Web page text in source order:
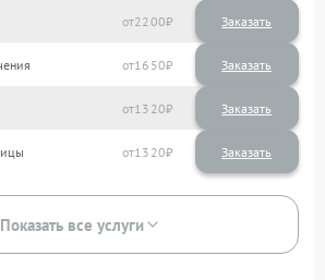
2200
1650
1320
1320
Показать все услуги